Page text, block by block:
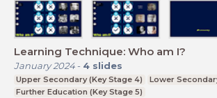
Learning Technique: Who am I?
January 2024- 4 slides
Upper Secondary (Key Stage 4)
Lower
Further Education (Key Stage 5)